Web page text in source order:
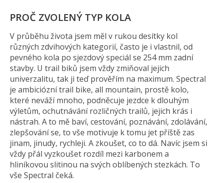
PROČ ZVOLENÝ TYP KOLA
V průběhu života jsem měl v rukou desítky kol
různých zdvihových kategorií, často je i vlastnil, od
pevného kola po sjezdový speciál se 254 mm zadní
stavby. U trail biků jsem vždy zmiňoval jejich
univerzalitu, tak ji teď prověřím na maximum. Spectral
je ambiciózní trail bike, all mountain, prostě kolo,
které neváží mnoho, podněcuje jezdce k dlouhým
výletům, ochutnávání rozličných trailů, jejich krás i
nástrah. A to mě baví, cestování, poznávání, zdolávání,
zlepšování se, to vše motivuje k tomu jet příště zas
jinam, jinudy, rychleji. A zkoušet, co to dá. Navíc jsem si
vždy přál vyzkoušet rozdíl mezi karbonem a
hliníkovou slitinou na svých oblíbených stezkách. To
vše Spectral čeká.